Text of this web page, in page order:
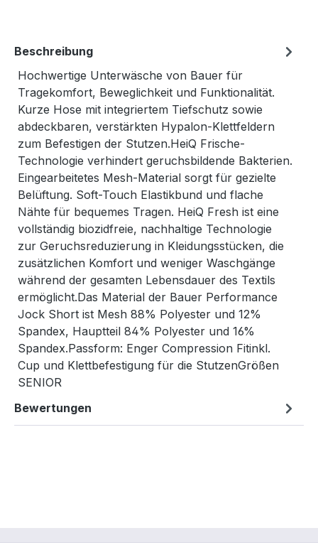
Beschreibung
Hochwertige Unterwäsche von Bauer für
Tragekomfort, Beweglichkeit und Funktionalität.
Kurze Hose mit integriertem Tiefschutz sowie
abdeckbaren, verstärkten Hypalon-Klettfeldern
zum Befestigen der Stutzen.HeiQ Frische-
Technologie verhindert geruchsbildende Bakterien.
Eingearbeitetes Mesh-Material sorgt für gezielte
Belüftung. Soft-Touch Elastikbund und flache
Nähte für bequemes Tragen. HeiQ Fresh ist eine
vollständig biozidfreie, nachhaltige Technologie
zur Geruchsreduzierung in Kleidungsstücken, die
zusätzlichen Komfort und weniger Waschgänge
während der gesamten Lebensdauer des Textils
ermöglicht.Das Material der Bauer Performance
Jock Short ist Mesh 88% Polyester und 12%
Spandex, Hauptteil 84% Polyester und 16%
Spandex.Passform: Enger Compression Fitinkl.
Cup und Klettbefestigung für die StutzenGrößen
SENIOR
Bewertungen